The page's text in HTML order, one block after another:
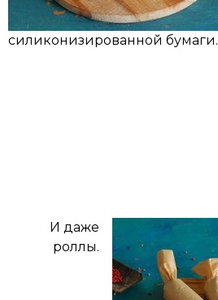
силиконизированной бумаги.
И даже
роллы.